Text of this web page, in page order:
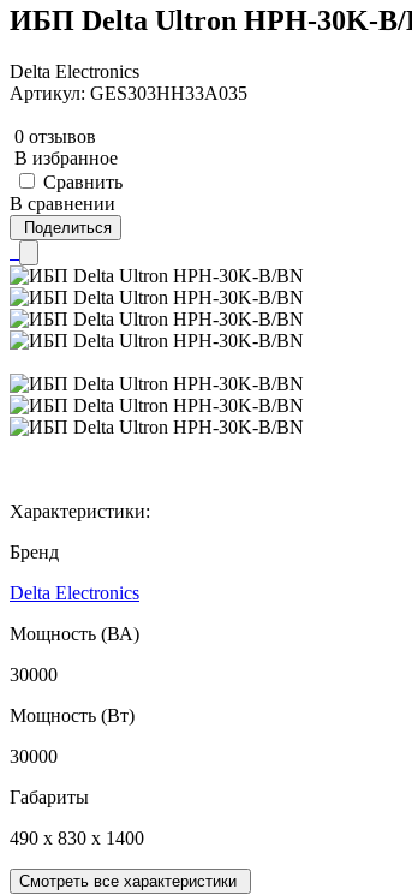
ИБП Delta Ultron HPH-30K-B/
Delta Electronics
Артикул: GES303HH33A035
0 отзывов
В избранное
Сравнить
В сравнении
Поделиться
Характеристики:
Бренд
Delta Electronics
Мощность (ВА)
30000
Мощность (Вт)
30000
Габариты
490 x 830 x 1400
Смотреть все характеристики